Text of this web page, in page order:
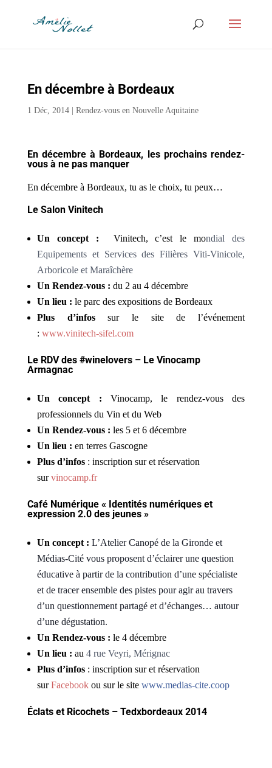
En décembre à Bordeaux
1 Déc, 2014| Rendez-vous en Nouvelle Aquitaine
En décembre à Bordeaux, les prochains rendez-
vous à ne pas manquer
En décembre à Bordeaux, tu as le choix, tu peux…
Le Salon Vinitech
Un concept : Vinitech, c’est le mondial des
Equipements et Services des Filières Viti-Vinicole,
Arboricole et Maraîchère
Un Rendez-vous : du 2 au 4 décembre
Un lieu : le parc des expositions de Bordeaux
Plus d’infossur le site de l’événement
: www.vinitech-sifel.com
Le RDV des #winelovers – Le Vinocamp
Armagnac
Un concept : Vinocamp, le rendez-vous des
professionnels du Vin et du Web
Un Rendez-vous : les 5 et 6 décembre
Un lieu : en terres Gascogne
Plus d’infos: inscription sur et réservation
survinocamp.fr
Café Numérique « Identités numériques et
expression 2.0 des jeunes »
Un concept : L’Atelier Canopé de la Gironde et
Médias-Cité vous proposent d’éclairer une question
éducative à partir de la contribution d’une spécialiste
et de tracer ensemble des pistes pour agir au travers
d’un questionnement partagé et d’échanges… autour
d’une dégustation.
Un Rendez-vous : le 4 décembre
Un lieu : au 4 rue Veyri, Mérignac
Plus d’infos: inscription sur et réservation
surFacebookou sur le site www.medias-cite.coop
Éclats et Ricochets – Tedxbordeaux 2014